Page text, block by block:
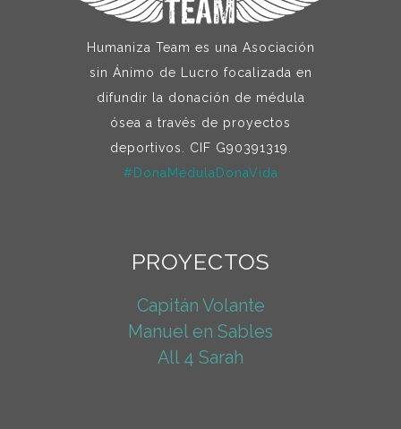
Humaniza Team es una Asociación
sin Ánimo de Lucro focalizada en
difundir la donación de médula
ósea a través de proyectos
deportivos. CIF G90391319.
#DonaMédulaDonaVida
PROYECTOS
Capitán Volante
Manuel en Sables
All 4 Sarah